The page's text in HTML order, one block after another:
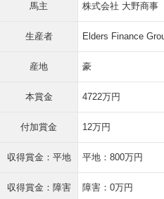
馬主 株式会社 大野商事
生産者 Elders Finance
産地 豪
本賞金 4722万円
付加賞金 12万円
収得賞金：平地 平地：800万円
収得賞金：障害 障害：0万円